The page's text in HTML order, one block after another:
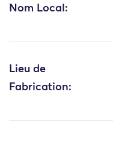
Nom Local:
Lieu de
Fabrication: